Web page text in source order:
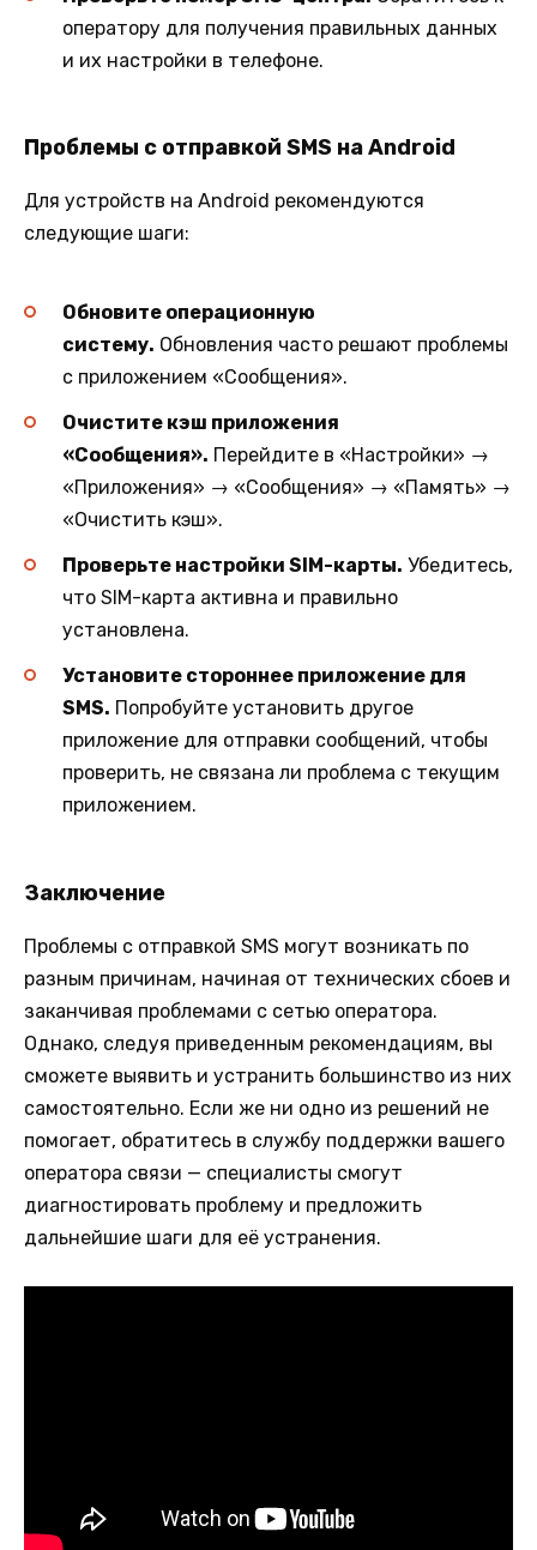
оператору для получения правильных данных
и их настройки в телефоне.
Проблемы с отправкой SMS на Android
Для устройств на Android рекомендуются
следующие шаги:
Обновите операционную
систему. Обновления часто решают проблемы
с приложением «Сообщения».
Очистите кэш приложения
«Сообщения». Перейдите в «Настройки» →
«Приложения» → «Сообщения» → «Память» →
«Очистить кэш».
Проверьте настройки SIM-карты. Убедитесь,
что SIM-карта активна и правильно
установлена.
Установите стороннее приложение для
SMS. Попробуйте установить другое
приложение для отправки сообщений, чтобы
проверить, не связана ли проблема с текущим
приложением.
Заключение
Проблемы с отправкой SMS могут возникать по
разным причинам, начиная от технических сбоев и
заканчивая проблемами с сетью оператора.
Однако, следуя приведенным рекомендациям, вы
сможете выявить и устранить большинство из них
самостоятельно. Если же ни одно из решений не
помогает, обратитесь в службу поддержки вашего
оператора связи — специалисты смогут
диагностировать проблему и предложить
дальнейшие шаги для её устранения.